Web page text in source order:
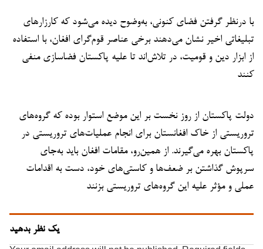
با درنظر گرفتن فضای کنونی، به‌وضوح دیده می‌شود که کارزارهای
تبلیغاتی اخیر نشان می‌دهند برخی عناصر قوم‌گرای افغان، با استفاده
از ابزار دین و قومیت، در تلاش‌اند تا علیه پاکستان فضاسازی منفی
کنند
دولت پاکستان از روز نخست بر این موضع استوار بوده که گروه‌های
تروریستی از خاک افغانستان برای انجام عملیات‌های تروریستی در
پاکستان بهره می‌گیرند. از همین‌رو، مقامات افغان باید به‌جای
سرپوش گذاشتن بر ضعف‌ها و کاستی‌های خود، دست به اقدامات
عملی و مؤثر علیه این گروه‌های تروریستی بزنند
یک نظر بدهید